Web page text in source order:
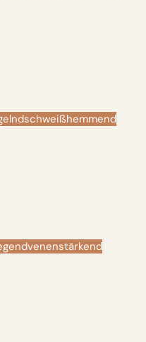
schweißhemmend
venenstärkend